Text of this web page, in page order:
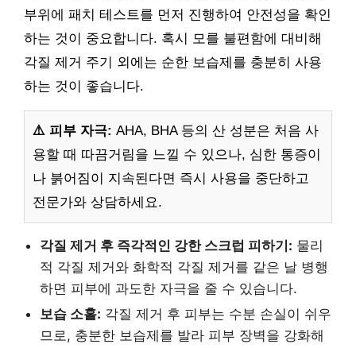
부위에 패치 테스트를 먼저 진행하여 안전성을 확인
하는 것이 중요합니다. 혹시 모를 불편함에 대비해
각질 제거 주기 외에는 순한 보습제를 충분히 사용
하는 것이 좋습니다.
⚠️ 피부 자극: AHA, BHA 등의 산 성분은 처음 사
용할 때 따끔거림을 느낄 수 있으나, 심한 통증이
나 붉어짐이 지속된다면 즉시 사용을 중단하고
전문가와 상담하세요.
각질 제거 후 즉각적인 강한 스크럽 피하기: 물리
적 각질 제거와 화학적 각질 제거를 같은 날 병행
하면 피부에 과도한 자극을 줄 수 있습니다.
보습 소홀: 각질 제거 후 피부는 수분 손실이 쉬우
므로, 충분한 보습제를 발라 피부 장벽을 강화해